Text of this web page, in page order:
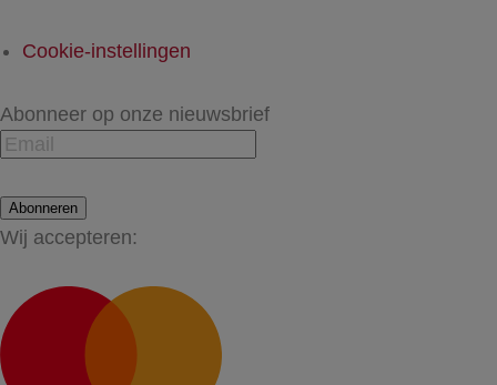
Cookie-instellingen
Abonneer op onze nieuwsbrief
Abonneren
Wij accepteren: